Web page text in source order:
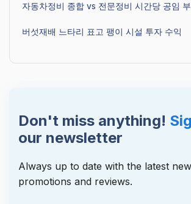
자동차정비 종합 vs 전문정비 시간당 공임
버섯재배 느타리 표고 팽이 시설 투자 수익
Don't miss anything!
our newsletter
Always up to date with the latest
promotions and reviews.